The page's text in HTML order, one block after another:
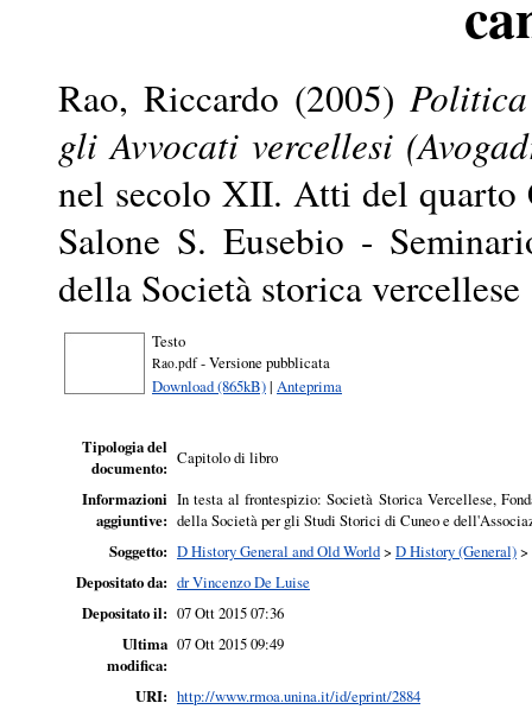
Rao, Riccardo (2005)
gli Avvocati vercellesi
nel secolo XII. Atti del quarto
Salone S. Eusebio -
della Società storica
Testo
Rao.pdf- Versione pubblicata
Download (865kB)| Anteprima
Tipologia del
documento: Capitolo di libro
Informazioni
aggiuntive:
In testa al frontespizio: Società Storica Vercellese,
della Società per gli Studi Storici di Cuneo e
Soggetto: D History General and Old World> D History (General)>
Depositato da: dr Vincenzo De Luise
Depositato il: 07 Ott 2015 07:36
Ultima
modifica:
07 Ott 2015 09:49
URI: http://www.rmoa.unina.it/id/eprint/2884